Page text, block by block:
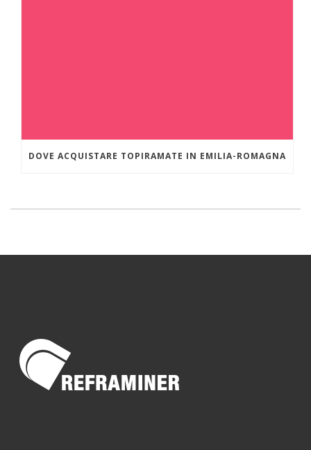
DOVE ACQUISTARE TOPIRAMATE IN EMILIA-ROMAGNA